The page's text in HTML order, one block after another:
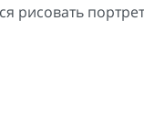
рисовать